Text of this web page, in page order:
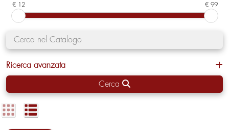
€ 12 € 99
Ricerca avanzata
Cerca